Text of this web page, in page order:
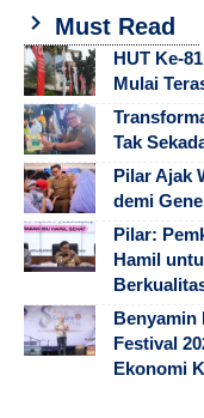
Must Read
HUT Ke-
Mulai
Tak
Pilar Ajak
demi
Pilar:
Hamil
Benyamin
Festival
Ekonomi